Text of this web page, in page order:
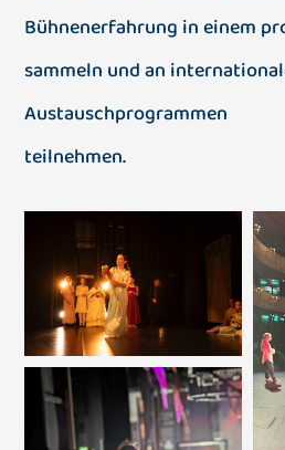
Bühnenerfahrung in einem
sammeln und an
Austauschprogrammen
teilnehmen.